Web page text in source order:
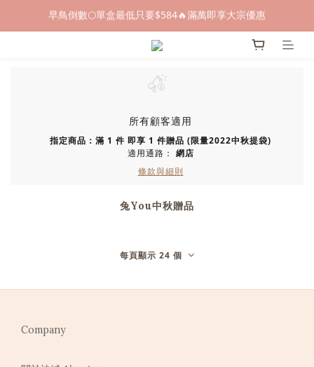
早鳥倒數🌕單盒最低只要$584🔥滿萬即享大宗優惠
早鳥倒數🌕單盒最低只要$584🔥滿萬即享大宗優惠
即日起～8/31 下訂喜餅送「拍拍印電子喜帖」💖
快閃優惠⏰ 馬年寶寶專屬試吃禮遇｜輸碼現折$100
所有顧客適用
指定商品：滿 1 件 即享 1 件贈品 (限量2022中秋提袋)
適用通路： 網店
條款與細則
兔You中秋贈品
每頁顯示 24 個
Company